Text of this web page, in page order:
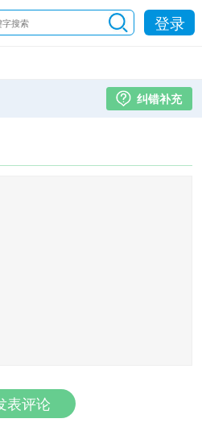
登录
纠错补充
表评论